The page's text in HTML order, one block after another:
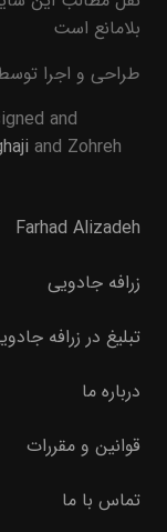
بلامانع است
طراحی و اجرا توسط
and
and Zohreh
Farhad Alizadeh
زرافه جادویی
تبلیغ در زرافه
درباره ما
قوانین و مقررات
تماس با ما